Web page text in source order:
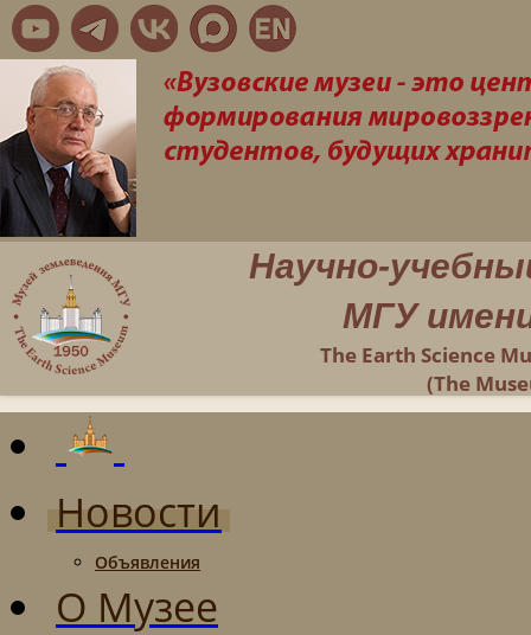
Научно-
МГУ
The Earth Science
(The
Новости
Объявления
О Музее